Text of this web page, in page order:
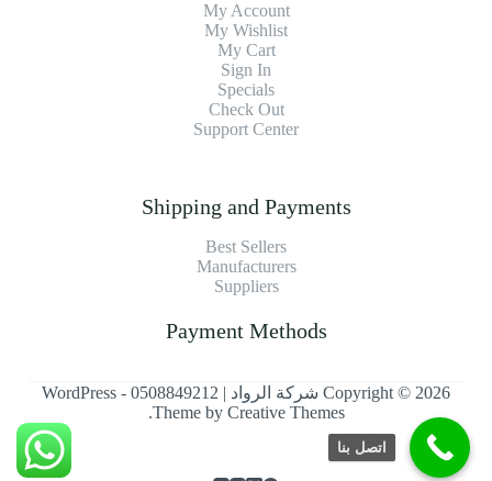
My Account
My Wishlist
My Cart
Sign In
Specials
Check Out
Support Center
Shipping and Payments
Best Sellers
Manufacturers
Suppliers
Payment Methods
Copyright © 2026 شركة الرواد | 0508849212 - WordPress
Theme by Creative Themes
.
اتصل بنا